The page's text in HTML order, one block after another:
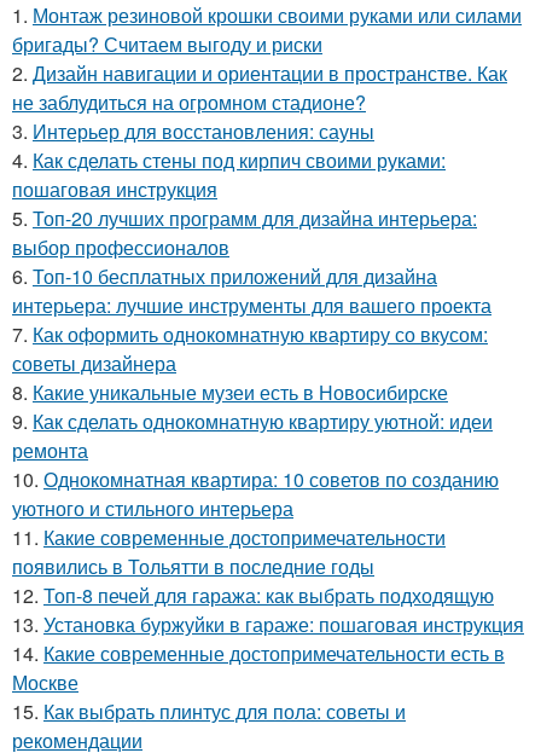
1. Монтаж резиновой крошки своими руками или силами
бригады? Считаем выгоду и риски
2. Дизайн навигации и ориентации в пространстве. Как
не заблудиться на огромном стадионе?
3. Интерьер для восстановления: сауны
4. Как сделать стены под кирпич своими руками:
пошаговая инструкция
5. Топ-20 лучших программ для дизайна интерьера:
выбор профессионалов
6. Топ-10 бесплатных приложений для дизайна
интерьера: лучшие инструменты для вашего проекта
7. Как оформить однокомнатную квартиру со вкусом:
советы дизайнера
8. Какие уникальные музеи есть в Новосибирске
9. Как сделать однокомнатную квартиру уютной: идеи
ремонта
10. Однокомнатная квартира: 10 советов по созданию
уютного и стильного интерьера
11. Какие современные достопримечательности
появились в Тольятти в последние годы
12. Топ-8 печей для гаража: как выбрать подходящую
13. Установка буржуйки в гараже: пошаговая инструкция
14. Какие современные достопримечательности есть в
Москве
15. Как выбрать плинтус для пола: советы и
рекомендации